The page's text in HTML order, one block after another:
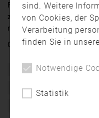
Rauchvergiftung. Der
zufolge im
noch zur genauen
Quelle:Franken
Bayern Brand
Franken Fernsehen
sind. Weitere
von Cookies, der
Verarbeitung
finden Sie in
Notwendige
Statistik